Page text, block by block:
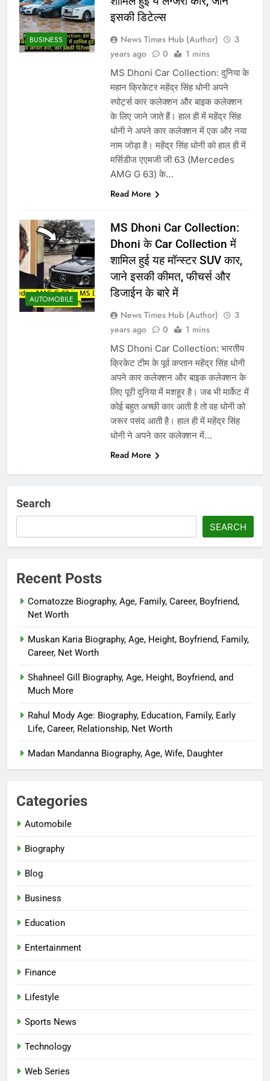
BUSINESS
इसकी डिटेल्स
News Times Hub (Author)
3
years ago
0 1 mins
MS Dhoni Car Collection: दुनिया के
महान क्रिकेटर महेंद्र सिंह धोनी अपने
स्पोर्ट्स कार कलेक्शन और बाइक कलेक्शन
के लिए जाने जाते हैं। हाल ही में महेंद्र सिंह
धोनी ने अपने कार कलेक्शन में एक और नया
नाम जोड़ा है। महेंद्र सिंह धोनी को हाल ही में
मर्सिडीज एएमजी जी 63 (Mercedes
AMG G 63) के…
Read More
AUTOMOBILE
MS Dhoni Car Collection:
Dhoni के Car Collection में
शामिल हुई यह मॉन्स्टर SUV कार,
जाने इसकी कीमत, फीचर्स और
डिजाईन के बारे में
News Times Hub (Author)
3
years ago
0 1 mins
MS Dhoni Car Collection: भारतीय
क्रिकेट टीम के पूर्व कप्तान महेंद्र सिंह धोनी
अपने कार कलेक्शन और बाइक कलेक्शन के
लिए पूरी दुनिया में मशहूर है। जब भी मार्केट में
कोई बहुत अच्छी कार आती है तो वह धोनी को
जरूर पसंद आती है। हाल ही में महेंद्र सिंह
धोनी ने अपने कार कलेक्शन में…
Read More
Search
SEARCH
Recent Posts
Comatozze Biography, Age, Family, Career, Boyfriend,
Net Worth
Muskan Karia Biography, Age, Height, Boyfriend, Family,
Career, Net Worth
Shahneel Gill Biography, Age, Height, Boyfriend, and
Much More
Rahul Mody Age: Biography, Education, Family, Early
Life, Career, Relationship, Net Worth
Madan Mandanna Biography, Age, Wife, Daughter
Categories
Automobile
Biography
Blog
Business
Education
Entertainment
Finance
Lifestyle
Sports News
Technology
Web Series